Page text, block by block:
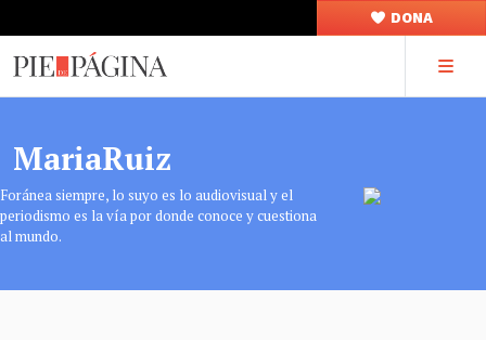
DONA
MariaRuiz
Foránea siempre, lo suyo es lo audiovisual y el
periodismo es la vía por donde conoce y cuestiona
al mundo.